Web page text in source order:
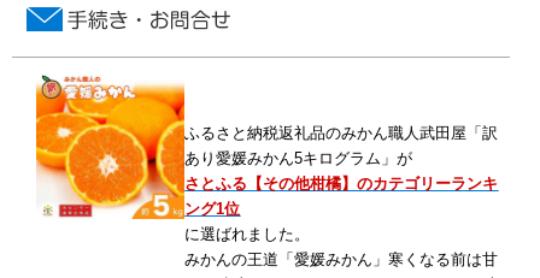
ふるさと納税返礼品のみかん職人武田屋「訳
あり愛媛みかん5キログラム」が
さとふる【その他柑橘】のカテゴリーランキ
ング1位
に選ばれました。
みかんの王道「愛媛みかん」寒くなる前は甘